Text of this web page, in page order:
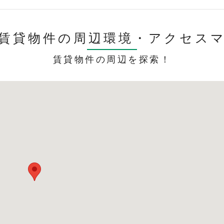
貸物件の周辺環境・ アクセス
賃貸物件の周辺を探索！